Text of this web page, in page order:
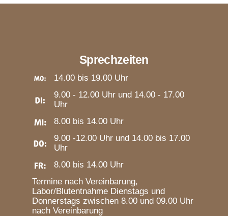
Sprechzeiten
14.00 bis 19.00 Uhr
9.00 - 12.00 Uhr und 14.00 - 17.00
Uhr
8.00 bis 14.00 Uhr
9.00 -12.00 Uhr und 14.00 bis 17.00
Uhr
8.00 bis 14.00 Uhr
Termine nach Vereinbarung,
Labor/Blutentnahme Dienstags und
Donnerstags zwischen 8.00 und 09.00 Uhr
nach Vereinbarung